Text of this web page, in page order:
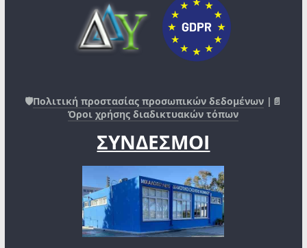
🛡️Πολιτική προστασίας προσωπικών δεδομένων |📄
Όροι χρήσης διαδικτυακών τόπων
ΣΥΝΔΕΣΜΟΙ